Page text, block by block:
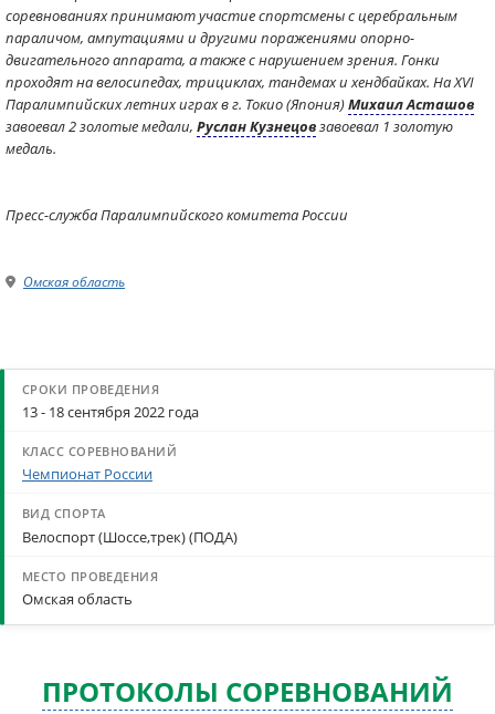
соревнованиях принимают участие спортсмены с церебральным
параличом, ампутациями и другими поражениями опорно-
двигательного аппарата, а также с нарушением зрения. Гонки
проходят на велосипедах, трициклах, тандемах и хендбайках. На XVI
Паралимпийских летних играх в г. Токио (Япония)Михаил Асташов
завоевал 2 золотые медали, Руслан Кузнецовзавоевал 1 золотую
медаль.
Пресс-служба Паралимпийского комитета России
Омская область
13 - 18 сентября 2022 года
Чемпионат России
Велоспорт (Шоссе,трек) (ПОДА)
Омская область
ПРОТОКОЛЫ СОРЕВНОВАНИЙ